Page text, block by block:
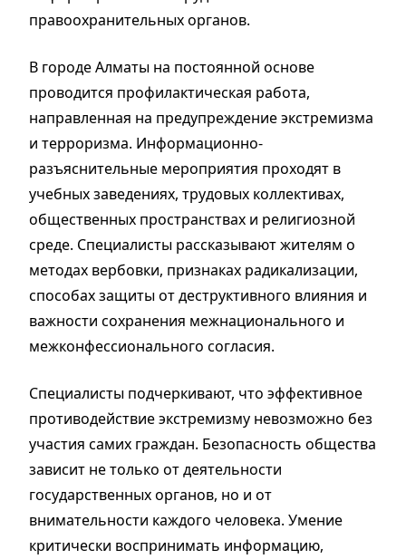
правоохранительных органов.
В городе Алматы на постоянной основе
проводится профилактическая работа,
направленная на предупреждение экстремизма
и терроризма. Информационно-
разъяснительные мероприятия проходят в
учебных заведениях, трудовых коллективах,
общественных пространствах и религиозной
среде. Специалисты рассказывают жителям о
методах вербовки, признаках радикализации,
способах защиты от деструктивного влияния и
важности сохранения межнационального и
межконфессионального согласия.
Специалисты подчеркивают, что эффективное
противодействие экстремизму невозможно без
участия самих граждан. Безопасность общества
зависит не только от деятельности
государственных органов, но и от
внимательности каждого человека. Умение
критически воспринимать информацию,